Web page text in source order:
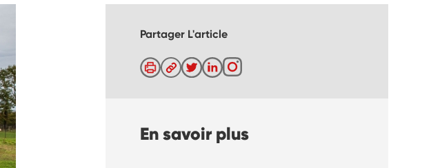
Partager L'article
En savoir plus